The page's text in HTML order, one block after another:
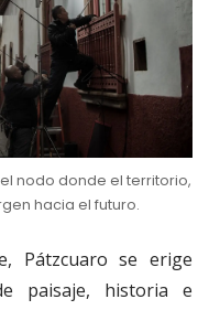
nodo donde el territorio,
hacia el futuro.
Pátzcuaro se erige
paisaje, historia e